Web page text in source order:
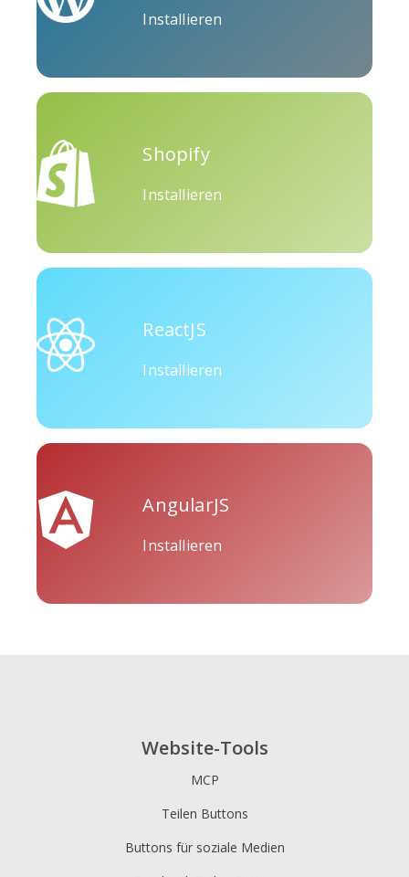
Amazon Discord
Houzz
Tripadvisor Vimeo
Installieren
Shopify
Installieren
ReactJS
Installieren
AngularJS
Installieren
Website-Tools
MCP
Teilen Buttons
Buttons für soziale Medien